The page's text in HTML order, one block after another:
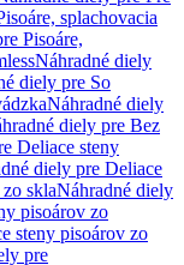
splachovacia
Pisoáre,
Náhradné diely
diely pre So
Náhradné diely
diely pre Bez
Deliace steny
diely pre Deliace
sklaNáhradné diely
pisoárov zo
steny pisoárov zo
pre